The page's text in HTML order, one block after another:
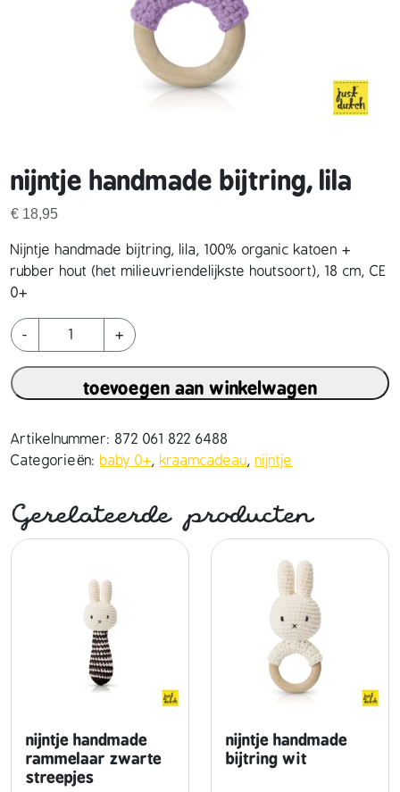
nijntje handmade bijtring, lila
€ 18,95
Nijntje handmade bijtring, lila, 100% organic katoen +
rubber hout (het milieuvriendelijkste houtsoort), 18 cm, CE
0+
-
n
i
n
j
e
n
d
+
toevoegen aan winkelwagen
Artikelnummer: 872 061 822 6488
Categorieën: baby 0+, kraamcadeau, nijntje
Gerelateerde producten
nijntje handmade
rammelaar zwarte
streepjes
nijntje handmade
bijtring wit